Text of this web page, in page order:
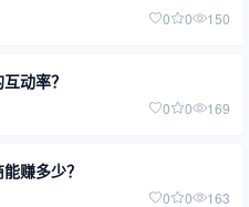
0 0 150
动率？
0 0 169
赚多少？
0 0 163